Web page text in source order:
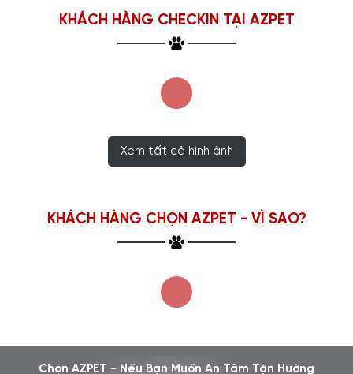
KHÁCH HÀNG CHECKIN TẠI AZPET
Xem tất cả hình ảnh
KHÁCH HÀNG CHỌN AZPET - VÌ SAO?
Chọn AZPET - Nếu Bạn Muốn An Tâm Tận Hưởng